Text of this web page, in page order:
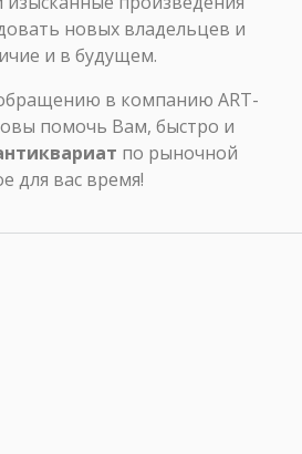
новых владельцев и
и в будущем.
в компанию ART-
помочь Вам, быстро и
по рыночной
для вас время!